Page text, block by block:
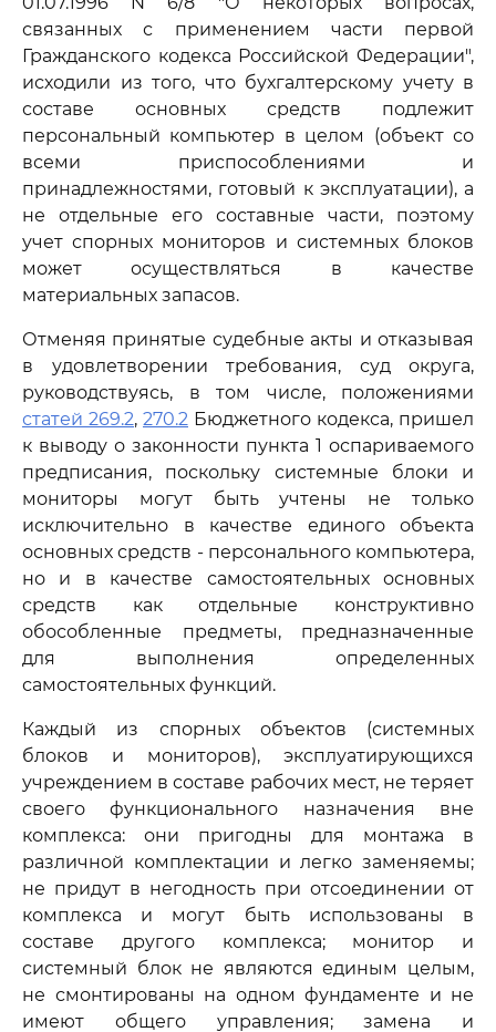
связанных с применением части первой
Гражданского кодекса Российской Федерации",
исходили из того, что бухгалтерскому учету в
составе основных средств подлежит
персональный компьютер в целом (объект со
всеми приспособлениями и
принадлежностями, готовый к эксплуатации), а
не отдельные его составные части, поэтому
учет спорных мониторов и системных блоков
может осуществляться в качестве
материальных запасов.
Отменяя принятые судебные акты и отказывая
в удовлетворении требования, суд округа,
руководствуясь, в том числе, положениями
статей 269.2, 270.2 Бюджетного кодекса, пришел
к выводу о законности пункта 1 оспариваемого
предписания, поскольку системные блоки и
мониторы могут быть учтены не только
исключительно в качестве единого объекта
основных средств - персонального компьютера,
но и в качестве самостоятельных основных
средств как отдельные конструктивно
обособленные предметы, предназначенные
для выполнения определенных
самостоятельных функций.
Каждый из спорных объектов (системных
блоков и мониторов), эксплуатирующихся
учреждением в составе рабочих мест, не теряет
своего функционального назначения вне
комплекса: они пригодны для монтажа в
различной комплектации и легко заменяемы;
не придут в негодность при отсоединении от
комплекса и могут быть использованы в
составе другого комплекса; монитор и
системный блок не являются единым целым,
не смонтированы на одном фундаменте и не
имеют общего управления; замена и